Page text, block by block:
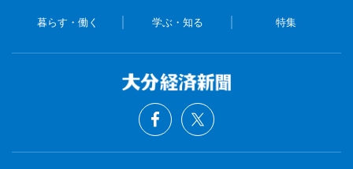
暮らす・働く 学ぶ・知る 特集